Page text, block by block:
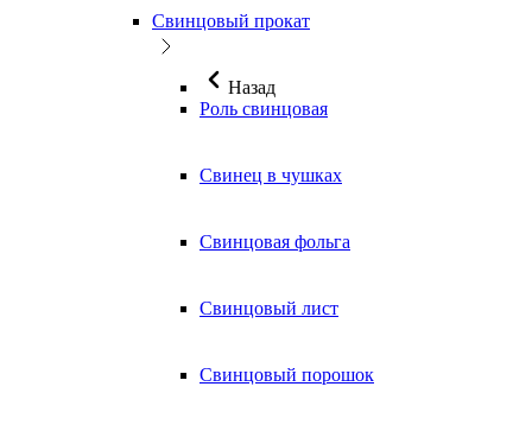
Свинцовый прокат
Назад
Роль свинцовая
Свинец в чушках
Свинцовая фольга
Свинцовый лист
Свинцовый порошок